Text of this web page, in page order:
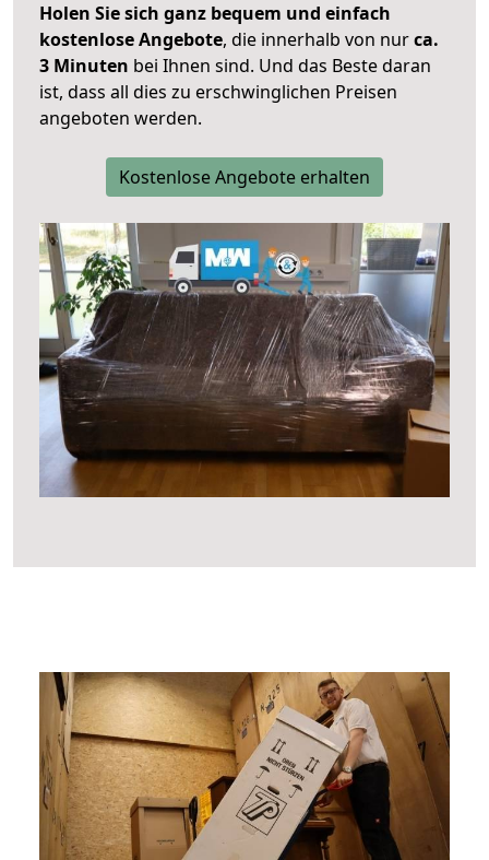
Holen Sie sich ganz bequem und einfach
kostenlose Angebote, die innerhalb von nurca.
3 Minuten bei Ihnen sind. Und das Beste daran
ist, dass all dies zu erschwinglichen Preisen
angeboten werden.
Kostenlose Angebote erhalten